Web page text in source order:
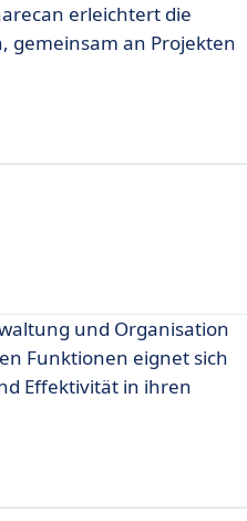
erleichtert die
gemeinsam an Projekten
und Organisation
Funktionen eignet sich
Effektivität in ihren